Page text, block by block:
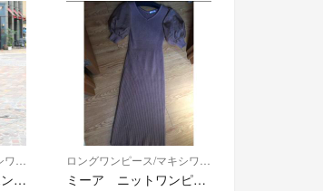
MIIA 袖スリットリボンブラウス＆リボンフレアスカート セットアップ ミーア ニットワンピース